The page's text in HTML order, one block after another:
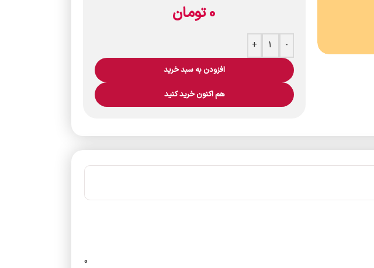
0تومان
-
+
افزودن به سبد خرید
هم اکنون خرید کنید
0